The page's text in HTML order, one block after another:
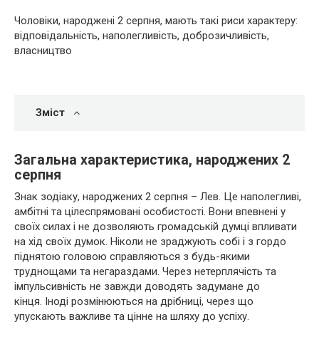
Чоловіки, народжені 2 серпня, мають такі риси характеру:
відповідальність, наполегливість, доброзичливість,
власництво
Зміст
Загальна характеристика, народжених 2
серпня
Знак зодіаку, народжених 2 серпня – Лев. Це наполегливі,
амбітні та цілеспрямовані особистості. Вони впевнені у
своїх силах і не дозволяють громадській думці впливати
на хід своїх думок. Ніколи не зраджують собі і з гордо
піднятою головою справляються з будь-якими
труднощами та негараздами. Через нетерплячість та
імпульсивність не завжди доводять задумане до
кінця. Іноді розмінюються на дрібниці, через що
упускають важливе та цінне на шляху до успіху.